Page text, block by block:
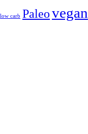
low carb Paleovegan